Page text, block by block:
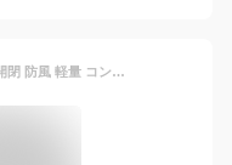
折りたたみ傘 女性用 晴雨兼用 自動開閉 防風 軽量 コンパクト 合金骨 8本骨 黒膠加工 190Tポリエステル UVカット UPF30+ 星空柄 花柄 桜柄 ピンク系 ブルー系 グリーン系 赤系 防滴加工 日常使い 通勤 雨の日 夏 春夏